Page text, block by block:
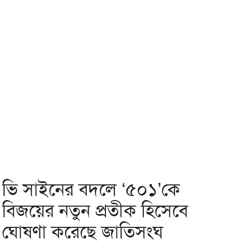
ভি সাইনের বদলে ‘৫০১’কে
বিজয়ের নতুন প্রতীক হিসেবে
ঘোষণা করেছে জাতিসংঘ